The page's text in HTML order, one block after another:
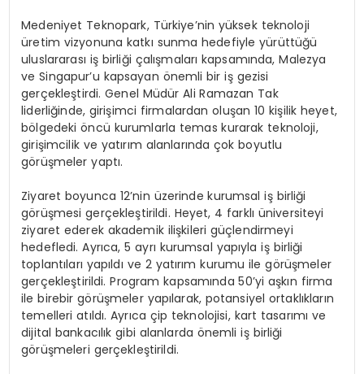
Medeniyet Teknopark, Türkiye’nin yüksek teknoloji
üretim vizyonuna katkı sunma hedefiyle yürüttüğü
uluslararası iş birliği çalışmaları kapsamında, Malezya
ve Singapur’u kapsayan önemli bir iş gezisi
gerçekleştirdi. Genel Müdür Ali Ramazan Tak
liderliğinde, girişimci firmalardan oluşan 10 kişilik heyet,
bölgedeki öncü kurumlarla temas kurarak teknoloji,
girişimcilik ve yatırım alanlarında çok boyutlu
görüşmeler yaptı.
Ziyaret boyunca 12’nin üzerinde kurumsal iş birliği
görüşmesi gerçekleştirildi. Heyet, 4 farklı üniversiteyi
ziyaret ederek akademik ilişkileri güçlendirmeyi
hedefledi. Ayrıca, 5 ayrı kurumsal yapıyla iş birliği
toplantıları yapıldı ve 2 yatırım kurumu ile görüşmeler
gerçekleştirildi. Program kapsamında 50’yi aşkın firma
ile birebir görüşmeler yapılarak, potansiyel ortaklıkların
temelleri atıldı. Ayrıca çip teknolojisi, kart tasarımı ve
dijital bankacılık gibi alanlarda önemli iş birliği
görüşmeleri gerçekleştirildi.